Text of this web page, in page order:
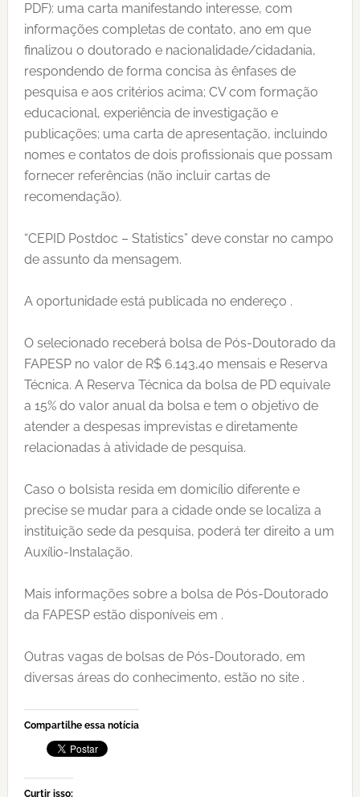
PDF): uma carta manifestando interesse, com
informações completas de contato, ano em que
finalizou o doutorado e nacionalidade/cidadania,
respondendo de forma concisa às ênfases de
pesquisa e aos critérios acima; CV com formação
educacional, experiência de investigação e
publicações; uma carta de apresentação, incluindo
nomes e contatos de dois profissionais que possam
fornecer referências (não incluir cartas de
recomendação).
“CEPID Postdoc – Statistics” deve constar no campo
de assunto da mensagem.
A oportunidade está publicada no endereço .
O selecionado receberá bolsa de Pós-Doutorado da
FAPESP no valor de R$ 6.143,40 mensais e Reserva
Técnica. A Reserva Técnica da bolsa de PD equivale
a 15% do valor anual da bolsa e tem o objetivo de
atender a despesas imprevistas e diretamente
relacionadas à atividade de pesquisa.
Caso o bolsista resida em domicílio diferente e
precise se mudar para a cidade onde se localiza a
instituição sede da pesquisa, poderá ter direito a um
Auxílio-Instalação.
Mais informações sobre a bolsa de Pós-Doutorado
da FAPESP estão disponíveis em .
Outras vagas de bolsas de Pós-Doutorado, em
diversas áreas do conhecimento, estão no site .
Compartilhe essa notícia
Curtir isso: